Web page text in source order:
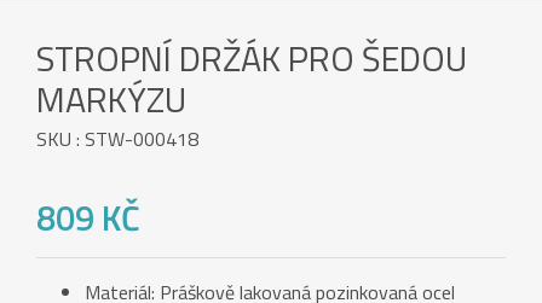
STROPNÍ DRŽÁK PRO ŠEDOU
MARKÝZU
SKU : STW-000418
809 KČ
Materiál: Práškově lakovaná pozinkovaná ocel